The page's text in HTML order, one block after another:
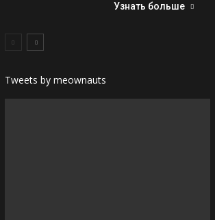
Узнать больше
Tweets by meownauts